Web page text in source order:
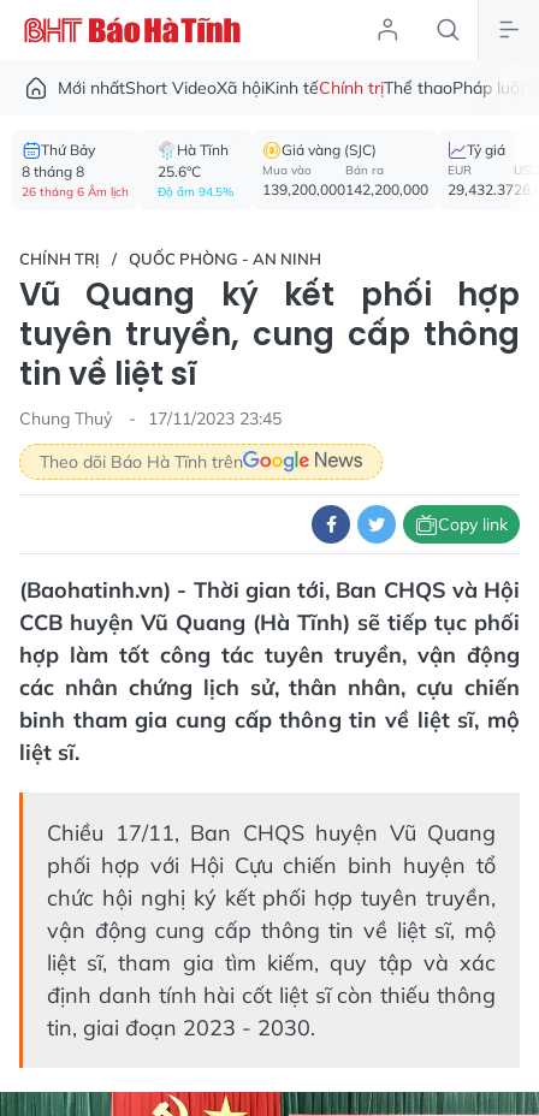
Mới nhấtShort VideoXã hộiKinh tếChính trịThể thaoPháp luật
Thứ Bảy
8 tháng 8
26 tháng 6 Âm lịch
Hà Tĩnh
25.6°C
Độ ẩm 94.5%
Giá vàng (SJC)
Mua vào
139,200,000
Bán ra
142,200,000
Tỷ giá
EUR
29,432.37
USD
CHÍNH TRỊ QUỐC PHÒNG - AN NINH
Vũ Quang ký kết phối hợp
tuyên truyền, cung cấp thông
tin về liệt sĩ
Chung Thuỷ
17/11/2023 23:45
Theo dõi Báo Hà Tĩnh trên
Copy link
(Baohatinh.vn) - Thời gian tới, Ban CHQS và Hội
CCB huyện Vũ Quang (Hà Tĩnh) sẽ tiếp tục phối
hợp làm tốt công tác tuyên truyền, vận động
các nhân chứng lịch sử, thân nhân, cựu chiến
binh tham gia cung cấp thông tin về liệt sĩ, mộ
liệt sĩ.
Chiều 17/11, Ban CHQS huyện Vũ Quang
phối hợp với Hội Cựu chiến binh huyện tổ
chức hội nghị ký kết phối hợp tuyên truyền,
vận động cung cấp thông tin về liệt sĩ, mộ
liệt sĩ, tham gia tìm kiếm, quy tập và xác
định danh tính hài cốt liệt sĩ còn thiếu thông
tin, giai đoạn 2023 - 2030.